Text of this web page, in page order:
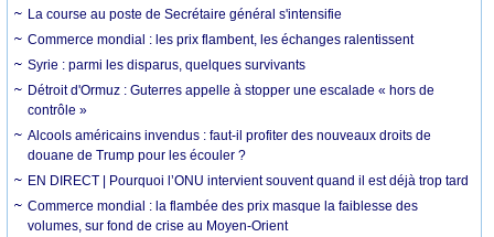
La course au poste de Secrétaire général s'intensifie
Commerce mondial : les prix flambent, les échanges ralentissent
Syrie : parmi les disparus, quelques survivants
Détroit d'Ormuz : Guterres appelle à stopper une escalade « hors de
contrôle »
Alcools américains invendus : faut-il profiter des nouveaux droits de
douane de Trump pour les écouler ?
EN DIRECT | Pourquoi l’ONU intervient souvent quand il est déjà trop tard
Commerce mondial : la flambée des prix masque la faiblesse des
volumes, sur fond de crise au Moyen-Orient